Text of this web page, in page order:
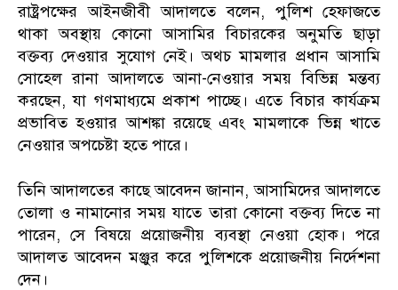
রাষ্ট্রপক্ষের আইনজীবী আদালতে বলেন, পুলিশ হেফাজতে
থাকা অবস্থায় কোনো আসামির বিচারকের অনুমতি ছাড়া
বক্তব্য দেওয়ার সুযোগ নেই। অথচ মামলার প্রধান আসামি
সোহেল রানা আদালতে আনা-নেওয়ার সময় বিভিন্ন মন্তব্য
করছেন, যা গণমাধ্যমে প্রকাশ পাচ্ছে। এতে বিচার কার্যক্রম
প্রভাবিত হওয়ার আশঙ্কা রয়েছে এবং মামলাকে ভিন্ন খাতে
নেওয়ার অপচেষ্টা হতে পারে।
তিনি আদালতের কাছে আবেদন জানান, আসামিদের আদালতে
তোলা ও নামানোর সময় যাতে তারা কোনো বক্তব্য দিতে না
পারেন, সে বিষয়ে প্রয়োজনীয় ব্যবস্থা নেওয়া হোক। পরে
আদালত আবেদন মঞ্জুর করে পুলিশকে প্রয়োজনীয় নির্দেশনা
দেন।